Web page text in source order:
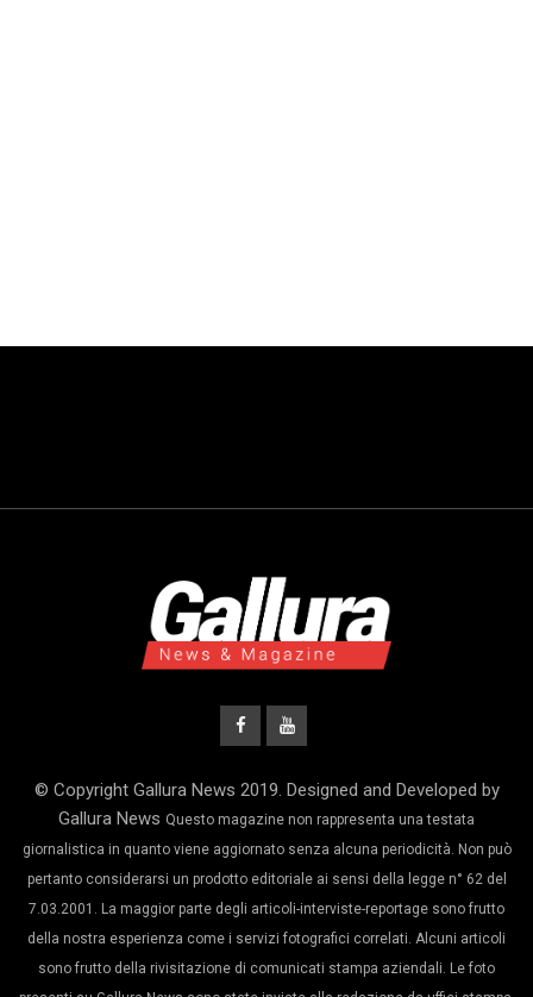
© Copyright Gallura News 2019. Designed and Developed by
Gallura News Questo magazine non rappresenta una testata
giornalistica in quanto viene aggiornato senza alcuna periodicità. Non può
pertanto considerarsi un prodotto editoriale ai sensi della legge n° 62 del
7.03.2001. La maggior parte degli articoli-interviste-reportage sono frutto
della nostra esperienza come i servizi fotografici correlati. Alcuni articoli
sono frutto della rivisitazione di comunicati stampa aziendali. Le foto